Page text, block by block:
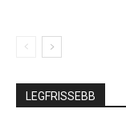
LEGFRISSEBB